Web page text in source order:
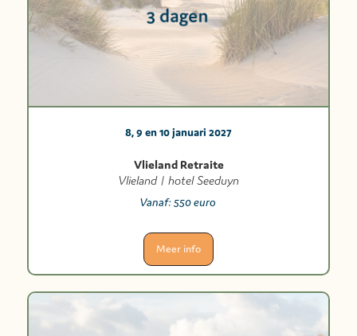
8, 9 en 10 januari 2027
Vlieland Retraite
Vlieland | hotel Seeduyn
Vanaf: 550 euro
Meer info